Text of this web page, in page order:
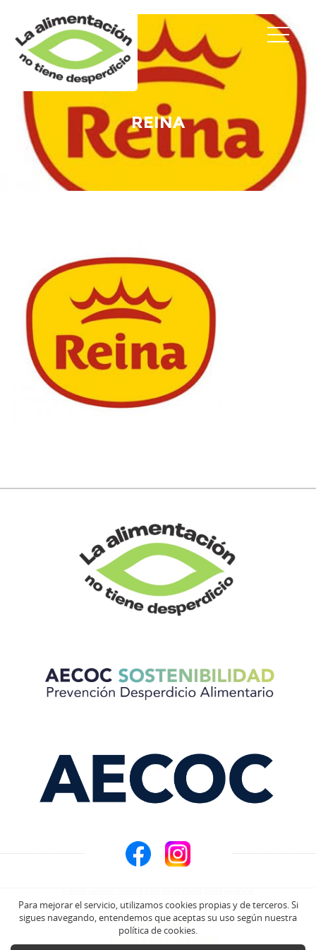
REINA
Aviso Legal
Política de Privacidad
Para mejorar el servicio, utilizamos cookies propias y de terceros. Si
sigues navegando, entendemos que aceptas su uso según nuestra
política de cookies.